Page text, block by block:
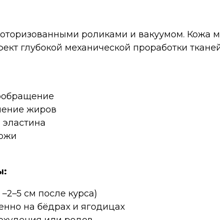
роликами и вакуумом. Кожа
глубокой механической проработки
жиров
см после курса)
на бёдрах и ягодицах